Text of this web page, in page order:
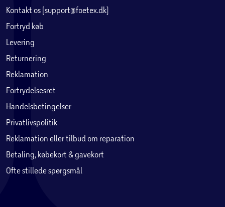
Kontakt os (support@foetex.dk)
Fortryd køb
Levering
Returnering
Reklamation
Fortrydelsesret
Handelsbetingelser
Privatlivspolitik
Reklamation eller tilbud om reparation
Betaling, købekort & gavekort
Ofte stillede spørgsmål